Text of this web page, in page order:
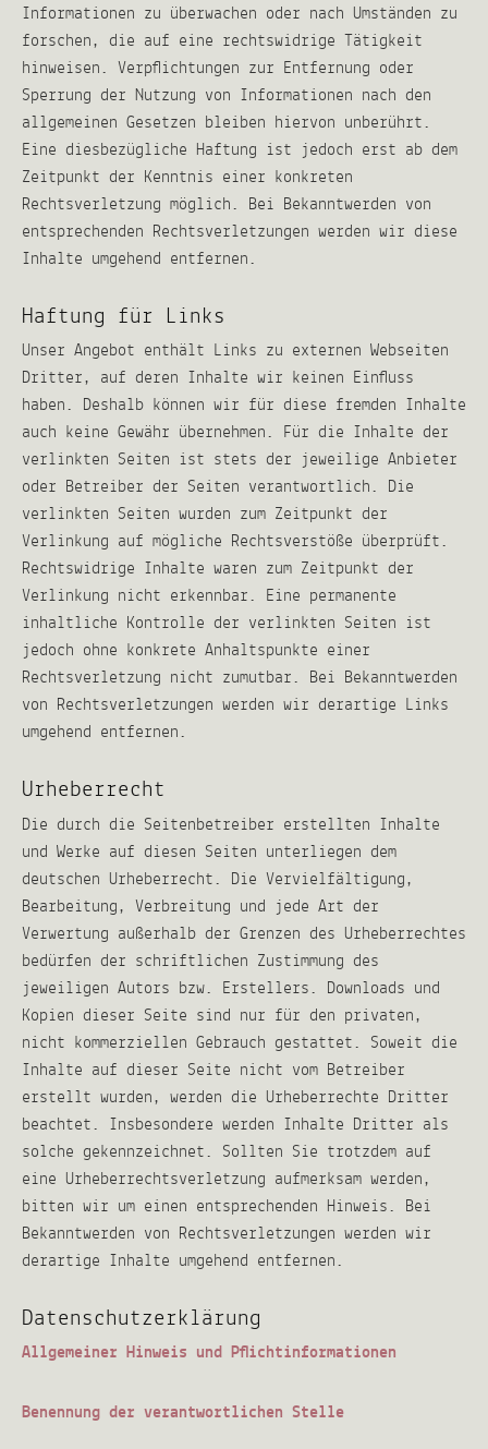
Informationen zu überwachen oder nach Umständen zu
forschen, die auf eine rechtswidrige Tätigkeit
hinweisen. Verpflichtungen zur Entfernung oder
Sperrung der Nutzung von Informationen nach den
allgemeinen Gesetzen bleiben hiervon unberührt.
Eine diesbezügliche Haftung ist jedoch erst ab dem
Zeitpunkt der Kenntnis einer konkreten
Rechtsverletzung möglich. Bei Bekanntwerden von
entsprechenden Rechtsverletzungen werden wir diese
Inhalte umgehend entfernen.
Haftung für Links
Unser Angebot enthält Links zu externen Webseiten
Dritter, auf deren Inhalte wir keinen Einfluss
haben. Deshalb können wir für diese fremden Inhalte
auch keine Gewähr übernehmen. Für die Inhalte der
verlinkten Seiten ist stets der jeweilige Anbieter
oder Betreiber der Seiten verantwortlich. Die
verlinkten Seiten wurden zum Zeitpunkt der
Verlinkung auf mögliche Rechtsverstöße überprüft.
Rechtswidrige Inhalte waren zum Zeitpunkt der
Verlinkung nicht erkennbar. Eine permanente
inhaltliche Kontrolle der verlinkten Seiten ist
jedoch ohne konkrete Anhaltspunkte einer
Rechtsverletzung nicht zumutbar. Bei Bekanntwerden
von Rechtsverletzungen werden wir derartige Links
umgehend entfernen.
Urheberrecht
Die durch die Seitenbetreiber erstellten Inhalte
und Werke auf diesen Seiten unterliegen dem
deutschen Urheberrecht. Die Vervielfältigung,
Bearbeitung, Verbreitung und jede Art der
Verwertung außerhalb der Grenzen des Urheberrechtes
bedürfen der schriftlichen Zustimmung des
jeweiligen Autors bzw. Erstellers. Downloads und
Kopien dieser Seite sind nur für den privaten,
nicht kommerziellen Gebrauch gestattet. Soweit die
Inhalte auf dieser Seite nicht vom Betreiber
erstellt wurden, werden die Urheberrechte Dritter
beachtet. Insbesondere werden Inhalte Dritter als
solche gekennzeichnet. Sollten Sie trotzdem auf
eine Urheberrechtsverletzung aufmerksam werden,
bitten wir um einen entsprechenden Hinweis. Bei
Bekanntwerden von Rechtsverletzungen werden wir
derartige Inhalte umgehend entfernen.
Datenschutzerklärung
Allgemeiner Hinweis und Pflichtinformationen
Benennung der verantwortlichen Stelle